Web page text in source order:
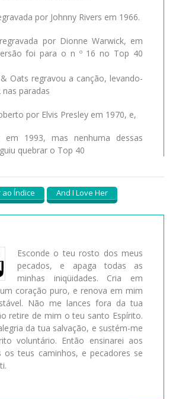
por Johnny Rivers em 1966.
por Dionne Warwick, em
foi para o n º 16 no Top 40
Oats regravou a canção, levando-
nas paradas
por Elvis Presley em 1970, e,
em 1993, mas nenhuma dessas
quebrar o Top 40
ao Índice And I Love Her
Esconde o teu rosto dos meus
pecados, e apaga todas as
minhas iniqüidades. Cria em
coração puro, e renova em mim
Não me lances fora da tua
retire de mim o teu santo Espírito.
da tua salvação, e sustém-me
voluntário. Então ensinarei aos
os teus caminhos, e pecadores se